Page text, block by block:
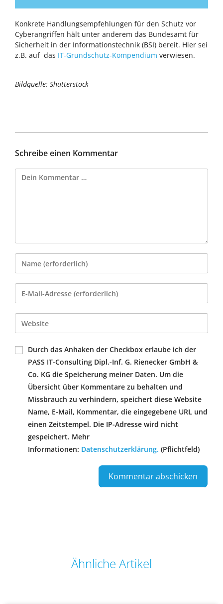
Konkrete Handlungsempfehlungen für den Schutz vor
Cyberangriffen hält unter anderem das Bundesamt für
Sicherheit in der Informationstechnik (BSI) bereit. Hier sei
z.B. auf das IT-Grundschutz-Kompendium verwiesen.
Bildquelle: Shutterstock
Schreibe einen Kommentar
Durch das Anhaken der Checkbox erlaube ich der
PASS IT-Consulting Dipl.-Inf. G. Rienecker GmbH &
Co. KG die Speicherung meiner Daten. Um die
Übersicht über Kommentare zu behalten und
Missbrauch zu verhindern, speichert diese Website
Name, E-Mail, Kommentar, die eingegebene URL und
einen Zeitstempel. Die IP-Adresse wird nicht
gespeichert. Mehr
Informationen: Datenschutzerklärung. (Pflichtfeld)
Ähnliche Artikel